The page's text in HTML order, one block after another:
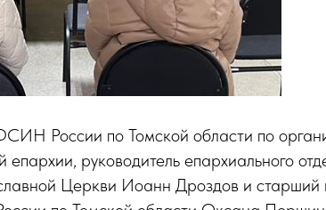
России по Томской области по
руководитель епархиального
Церкви Иоанн Дроздов и старший